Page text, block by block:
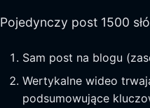
Pojedynczy post 1500
Sam post na blogu
Wertykalne wideo
podsumowujące